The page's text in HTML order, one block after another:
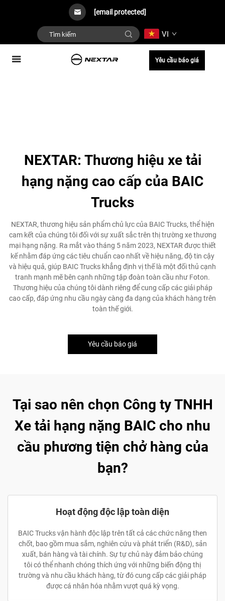
[email protected]
VI
Yêu cầu báo giá
NEXTAR: Thương hiệu xe tải
hạng nặng cao cấp của BAIC
Trucks
NEXTAR, thương hiệu sản phẩm chủ lực của BAIC Trucks, thể hiện
cam kết của chúng tôi đối với sự xuất sắc trên thị trường xe thương
mại hạng nặng. Ra mắt vào tháng 5 năm 2023, NEXTAR được thiết
kế nhằm đáp ứng các tiêu chuẩn cao nhất về hiệu năng, độ tin cậy
và hiệu quả, giúp BAIC Trucks khẳng định vị thế là một đối thủ cạnh
tranh mạnh mẽ bên cạnh những tập đoàn toàn cầu như Foton.
Thương hiệu của chúng tôi dành riêng để cung cấp các giải pháp
cao cấp, đáp ứng nhu cầu ngày càng đa dạng của khách hàng trên
toàn thế giới.
Yêu cầu báo giá
Tại sao nên chọn Công ty TNHH
Xe tải hạng nặng BAIC cho nhu
cầu phương tiện chở hàng của
bạn?
Hoạt động độc lập toàn diện
BAIC Trucks vận hành độc lập trên tất cả các chức năng then
chốt, bao gồm mua sắm, nghiên cứu và phát triển (R&D), sản
xuất, bán hàng và tài chính. Sự tự chủ này đảm bảo chúng
tôi có thể nhanh chóng thích ứng với những biến động thị
trường và nhu cầu khách hàng, từ đó cung cấp các giải pháp
được cá nhân hóa nhằm vượt quá kỳ vọng.